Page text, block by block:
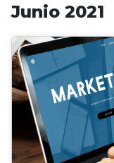
Junio 2021